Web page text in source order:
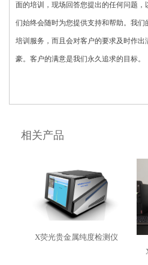
面的培训，现场回答您提出的任何问题
们始终会随时为您提供支持和帮助。我
培训服务，而且会对客户的要求及时作
豪。客户的满意是我们永久追求的目标。
相关产品
X荧光贵金属纯度检测仪